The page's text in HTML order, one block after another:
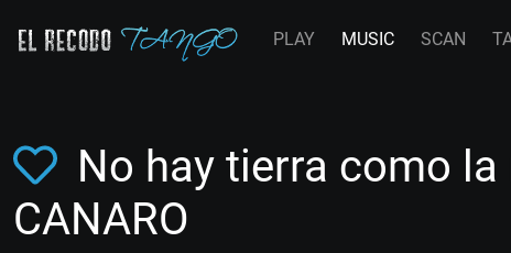
PLAY MUSIC SCAN
No hay tierra como
CANARO